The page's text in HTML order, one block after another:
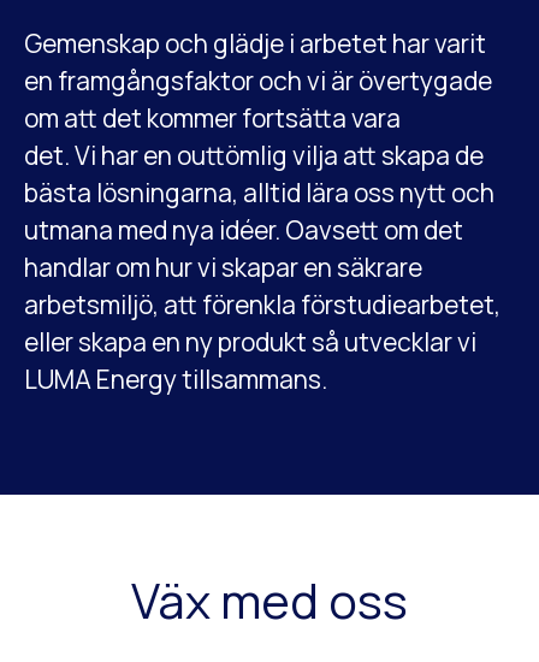
Gemenskap och glädje i arbetet har varit
en framgångsfaktor och vi är övertygade
om att det kommer fortsätta vara
det. Vi har en outtömlig vilja att skapa de
bästa lösningarna, alltid lära oss nytt och
utmana med nya idéer. Oavsett om det
handlar om hur vi skapar en säkrare
arbetsmiljö, att förenkla förstudiearbetet,
eller skapa en ny produkt så utvecklar vi
LUMA Energy tillsammans.
Väx med oss